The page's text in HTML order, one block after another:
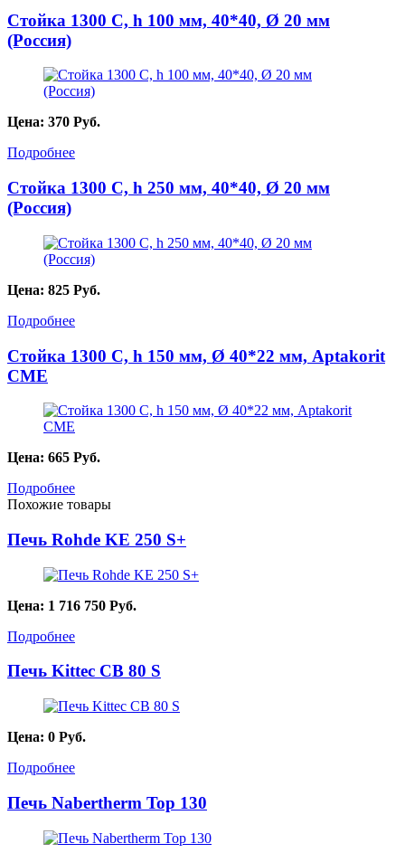
Стойка 1300 С, h 100 мм, 40*40, Ø 20 мм
(Россия)
Цена: 370 Руб.
Подробнее
Стойка 1300 С, h 250 мм, 40*40, Ø 20 мм
(Россия)
Цена: 825 Руб.
Подробнее
Стойка 1300 С, h 150 мм, Ø 40*22 мм, Aptakorit
CME
Цена: 665 Руб.
Подробнее
Похожие товары
Печь Rohde KE 250 S+
Цена: 1 716 750 Руб.
Подробнее
Печь Kittec СВ 80 S
Цена: 0 Руб.
Подробнее
Печь Nabertherm Top 130